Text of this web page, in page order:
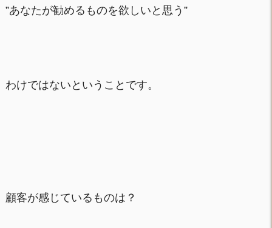
”あなたが勧めるものを欲しいと思う”
わけではないということです。
顧客が感じているものは？